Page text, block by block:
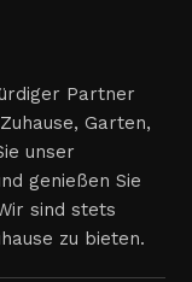
Partner
Garten,
unser
genießen Sie
sind stets
zu bieten.